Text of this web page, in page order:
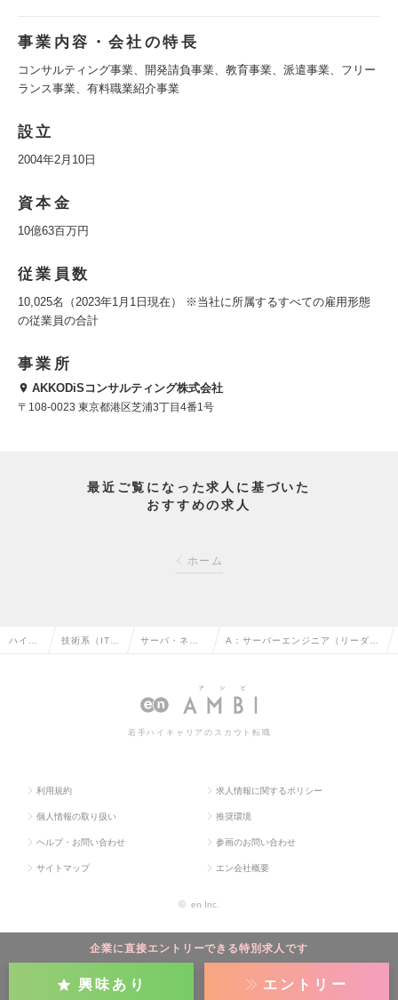
事業内容・会社の特長
コンサルティング事業、開発請負事業、教育事業、派遣事業、フリー
ランス事業、有料職業紹介事業
設立
2004年2月10日
資本金
10億63百万円
従業員数
10,025名（2023年1月1日現在） ※当社に所属するすべての雇用形態
の従業員の合計
事業所
AKKODiSコンサルティング株式会社
〒108-0023 東京都港区芝浦3丁目4番1号
最近ご覧になった求人に基づいた
おすすめの求人
ホーム
企業に直接エントリーできる特別求人です
興味あり エントリー
ハイク 技術系（IT・ サーバ・ネッ
ジニアの転職
A：サーバーエンジニア（リーダー
プロジェクトの求人情報
若手ハイキャリアのスカウト転職
利用規約 求人情報に関するポリシー
個人情報の取り扱い 推奨環境
ヘルプ・お問い合わせ 参画のお問い合わせ
サイトマップ エン会社概要
© en Inc.